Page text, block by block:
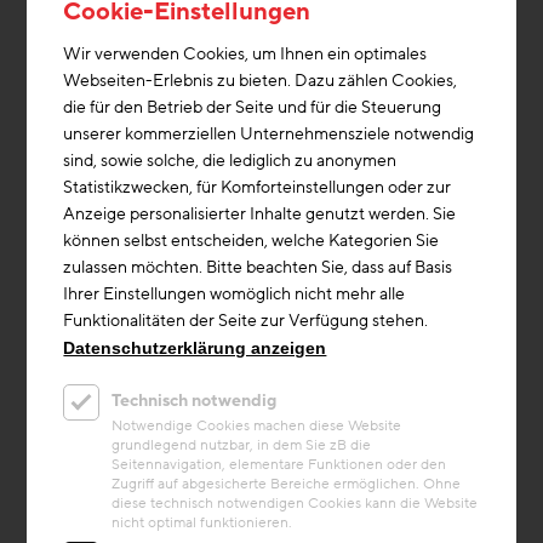
Die durchgeführte nachhaltige „sanfte“ Sanierung baut
der 1970er-Jahre auf, sondern ertüchtigt und ergänzt
die Originalsubstanz, ohne die Gesamterscheinung zu
schmälern. Neben der barrierefreien Erschließung
wurde der Bestand mit recyclefähigen, mineralischen
Glasschaumplatten gedämmt, die haustechnischen
Anlagen erneuert und mit einer PV-Anlage ergänzt.
Die Zubauten wurden passend zum Haupthaus im Stil
der 1970er-Jahre in Sichtbeton ausgeführt. Bereits im
ersten Betriebsjahr konnte eine Einsparung von 40
Prozent der Heizenergie nachgewiesen und der
benötigte Strom komplett durch die PV-Anlage
produziert werden.
Originaltext © Z+B, modifiziert
Cookie-Einstellungen
Wir verwenden Cookies, um Ihnen ein optimales
Webseiten-Erlebnis zu bieten. Dazu zählen Cookies,
die für den Betrieb der Seite und für die Steuerung
unserer kommerziellen Unternehmensziele notwendig
sind, sowie solche, die lediglich zu anonymen
Statistikzwecken, für Komforteinstellungen oder zur
Anzeige personalisierter Inhalte genutzt werden. Sie
können selbst entscheiden, welche Kategorien Sie
zulassen möchten. Bitte beachten Sie, dass auf Basis
Ihrer Einstellungen womöglich nicht mehr alle
Funktionalitäten der Seite zur Verfügung stehen.
Datenschutzerklärung anzeigen
Technisch notwendig
Notwendige Cookies machen diese Website
grundlegend nutzbar, in dem Sie zB die
Seitennavigation, elementare Funktionen oder den
Zugriff auf abgesicherte Bereiche ermöglichen. Ohne
diese technisch notwendigen Cookies kann die Website
nicht optimal funktionieren.